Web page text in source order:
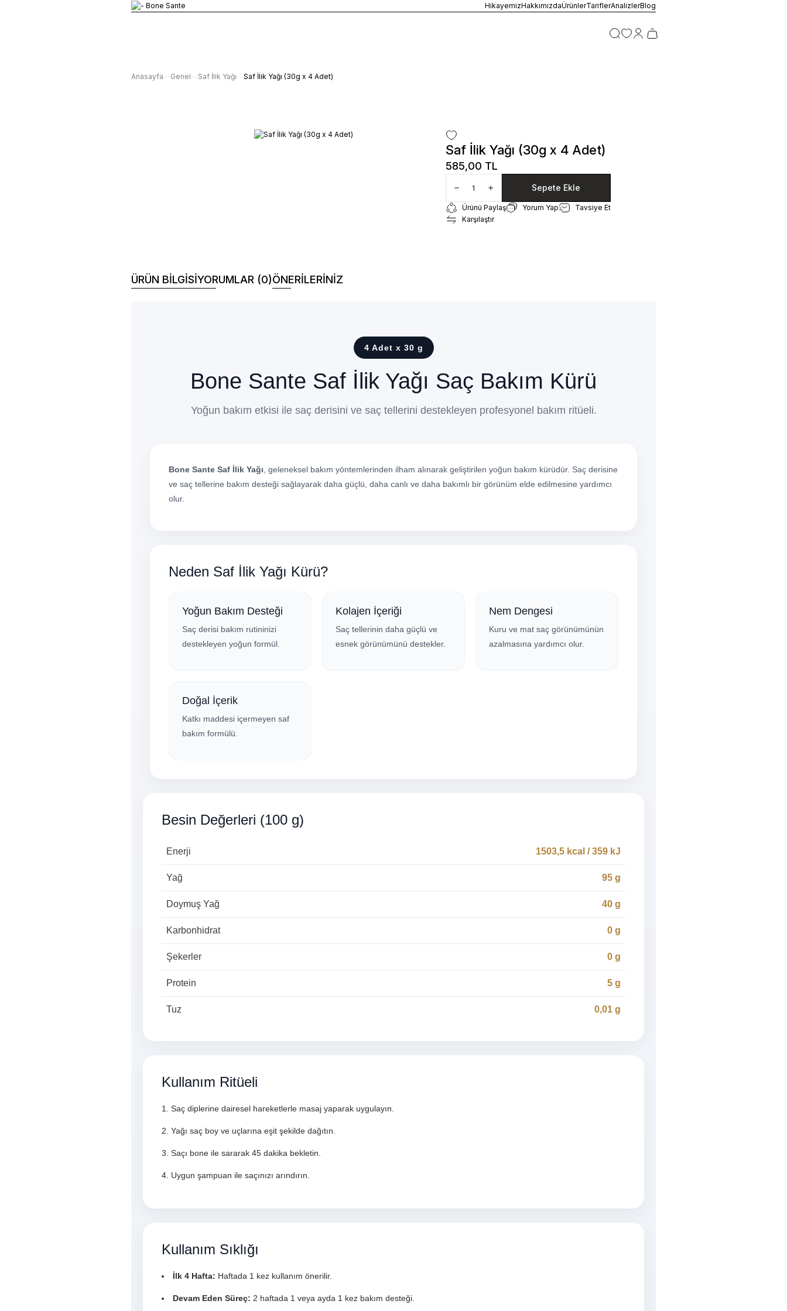
5400 TL ÜZERİ ALIŞVERİŞLERİNİZDE ÜCRETSİZ TESLİMATHikayemizHakkımızdaÜrünlerTariflerAnalizlerBlog
Anasayfa Genel Saf İlik Yağı Saf İlik Yağı (30g x 4 Adet)
Saf İlik Yağı (30g x 4 Adet)
585,00 TL
Sepete Ekle
Ürünü Paylaş Yorum Yap
Tavsiye Et
Karşılaştır
ÜRÜN BİLGİSİYORUMLAR (0)ÖNERİLERİNİZ
4 Adet x 30 g
Bone Sante Saf İlik Yağı Saç Bakım Kürü
Yoğun bakım etkisi ile saç derisini ve saç tellerini destekleyen profesyonel bakım ritüeli.
Bone Sante Saf İlik Yağı , geleneksel bakım yöntemlerinden ilham alınarak geliştirilen yoğun bakım kürüdür. Saç derisine
ve saç tellerine bakım desteği sağlayarak daha güçlü, daha canlı ve daha bakımlı bir görünüm elde edilmesine yardımcı
olur.
Neden Saf İlik Yağı Kürü?
Yoğun Bakım Desteği
Saç derisi bakım rutininizi
destekleyen yoğun formül.
Kolajen İçeriği
Saç tellerinin daha güçlü ve
esnek görünümünü destekler.
Nem Dengesi
Kuru ve mat saç görünümünün
azalmasına yardımcı olur.
Doğal İçerik
Katkı maddesi içermeyen saf
bakım formülü.
Besin Değerleri (100 g)
Enerji 1503,5 kcal / 359 kJ
Yağ 95 g
Doymuş Yağ 40 g
Karbonhidrat 0 g
Şekerler 0 g
Protein 5 g
Tuz 0,01 g
Kullanım Ritüeli
Saç diplerine dairesel hareketlerle masaj yaparak uygulayın.
Yağı saç boy ve uçlarına eşit şekilde dağıtın.
Saçı bone ile sararak 45 dakika bekletin.
Uygun şampuan ile saçınızı arındırın.
Kullanım Sıklığı
İlk 4 Hafta: Haftada 1 kez kullanım önerilir.
Devam Eden Süreç: 2 haftada 1 veya ayda 1 kez bakım desteği.